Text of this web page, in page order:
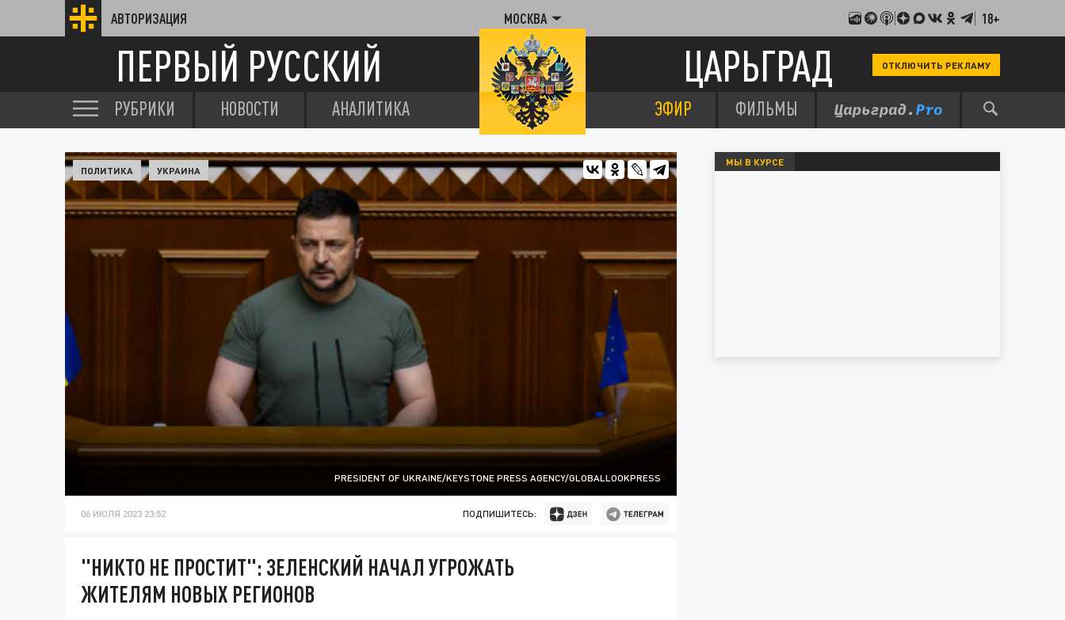
АВТОРИЗАЦИЯ МОСКВА 18+
ПЕРВЫЙ РУССКИЙ ЦАРЬГРАД ОТКЛЮЧИТЬ РЕКЛАМУ
РУБРИКИ НОВОСТИ АНАЛИТИКА ЭФИР ФИЛЬМЫ
PRESIDENT OF UKRAINE/KEYSTONE PRESS AGENCY/GLOBALLOOKPRESS
ПОЛИТИКА УКРАИНА
06 ИЮЛЯ 2023 23:52 ПОДПИШИТЕСЬ:
"НИКТО НЕ ПРОСТИТ": ЗЕЛЕНСКИЙ НАЧАЛ УГРОЖАТЬ
ЖИТЕЛЯМ НОВЫХ РЕГИОНОВ
МЫ В КУРСЕ